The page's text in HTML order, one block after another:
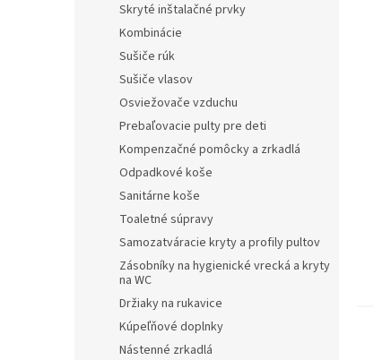
Skryté inštalačné prvky
Kombinácie
Sušiče rúk
Sušiče vlasov
Osviežovače vzduchu
Prebaľovacie pulty pre deti
Kompenzačné pomôcky a zrkadlá
Odpadkové koše
Sanitárne koše
Toaletné súpravy
Samozatváracie kryty a profily pultov
Zásobníky na hygienické vrecká a kryty
na WC
Držiaky na rukavice
Kúpeľňové doplnky
Nástenné zrkadlá